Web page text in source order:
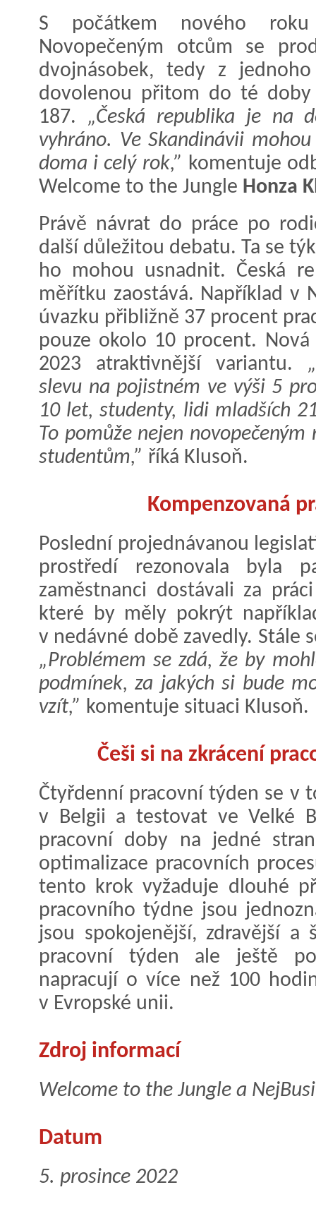
S počátkem nového
Novopečeným otcům se
dvojnásobek, tedy z
dovolenou přitom do té doby
187. „Česká republika je na
vyhráno. Ve Skandinávii
doma i celý rok,” komentuje
Welcome to the Jungle Honza
Právě návrat do práce po
další důležitou debatu. Ta se
ho mohou usnadnit. Česká
měřítku zaostává. Například v
úvazku přibližně 37 procent
pouze okolo 10 procent.
2023 atraktivnější variantu.
slevu na pojistném ve výši 5
10 let, studenty, lidi mladších
To pomůže nejen
studentům,” říká Klusoň.
Kompenzovaná
Poslední projednávanou
prostředí rezonovala byla
zaměstnanci dostávali za
které by měly pokrýt
v nedávné době zavedly. Stále
„Problémem se zdá, že by
podmínek, za jakých si bude
vzít,” komentuje situaci Klusoň.
Češi si na zkrácení
Čtyřdenní pracovní týden se v
v Belgii a testovat ve Velké
pracovní doby na jedné
optimalizace pracovních
tento krok vyžaduje dlouhé
pracovního týdne jsou
jsou spokojenější, zdravější a
pracovní týden ale ještě
napracují o více než 100
v Evropské unii.
Zdroj informací
Welcome to the Jungle a
Datum
5. prosince 2022